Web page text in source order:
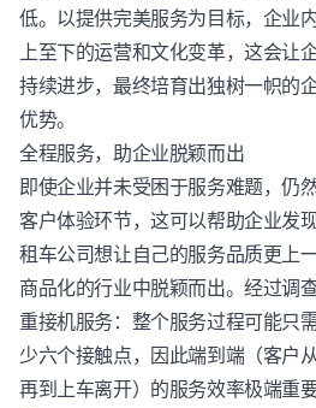
低。以提供完美服务为目标，企业
上至下的运营和文化变革，这会让
持续进步，最终培育出独树一帜的
优势。
全程服务，助企业脱颖而出
即使企业并未受困于服务难题，仍
客户体验环节，这可以帮助企业发
租车公司想让自己的服务品质更上
商品化的行业中脱颖而出。经过调
重接机服务：整个服务过程可能只
少六个接触点，因此端到端（客户
再到上车离开）的服务效率极端重